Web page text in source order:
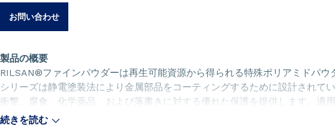
お問い合わせ
製品の概要
RILSAN®ファインパウダーは再生可能資源から得られる特殊ポリアミドパウ
シリーズは静電塗装法により金属部品をコーティングするために設計されて
衝撃、腐食、化学薬品、および落書きに対する優れた保護を提供します。適
いては、Arkemaの文献を参照してください。
続きを読む